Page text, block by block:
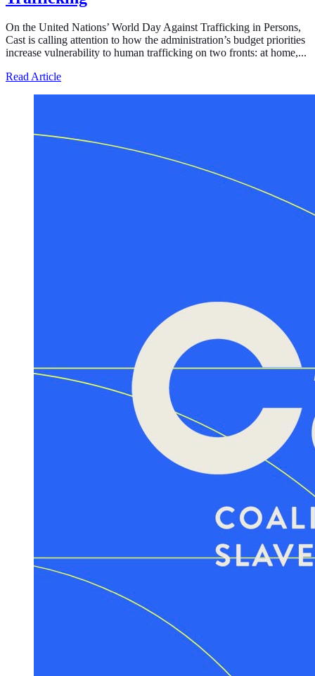
On the United Nations’ World Day Against Trafficking in Persons,
Cast is calling attention to how the administration’s budget priorities
increase vulnerability to human trafficking on two fronts: at home,...
Read Articleabout Defunding Survival to Fund War: How the